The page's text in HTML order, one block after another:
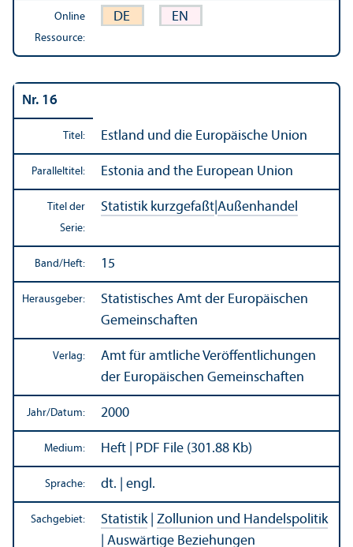
Online
Ressource:
DE EN
Nr. 16
Titel: Estland und die Europäische Union
Paralleltitel: Estonia and the European Union
Titel der
Serie:
Statistik kurzgefaßt Außen­handel
Band/Heft: 15
Herausgeber:
Statistisches Amt der Europäischen
Gemeinschaften
Verlag:
Amt für amtliche Veröffentlichungen
der Europäischen Gemeinschaften
Jahr/Datum: 2000
Medium: Heft | PDF File (301.88 Kb)
Sprache: dt. | engl.
Sachgebiet: Statistik| Zollunion und Handels­politik
Auswärtige Beziehungen